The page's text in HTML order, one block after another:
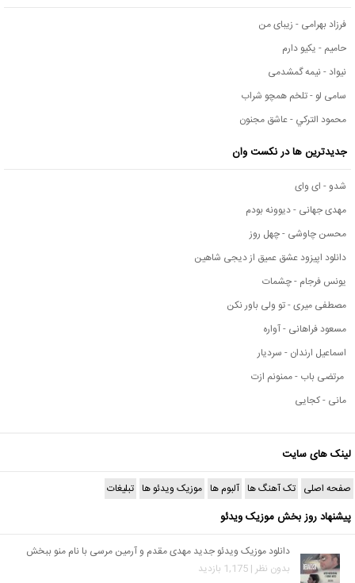
فرزاد بهرامی - زیبای من
حامیم - یکیو دارم
نیواد - نیمه گمشدمی
سامی لو - تلخم همچو شراب
محمود التركي - عاشق مجنون
جدیدترین ها در نکست وان
شدو - ای وای
مهدی جهانی - دیوونه بودم
محسن چاوشی - چهل روز
دانلود اپیزود عشق عمیق از دیجی شاهین
یونس فرجام - چشمات
مصطفی میری - تو ولی باور نکن
مسعود فراهانی - آواره
اسماعیل ارندان - سردیار
مرتضی باب - ممنونم ازت
مانی - کجایی
لینک های سایت
صفحه اصلی تک آهنگ ها آلبوم ها موزیک ویدئو ها تبلیغات
پیشنهاد روز بخش موزیک ویدئو
دانلود موزیک ویدئو جدید مهدی مقدم و آرمین مرسی با نام منو ببخش
بدون نظر | 1,175 بازدید